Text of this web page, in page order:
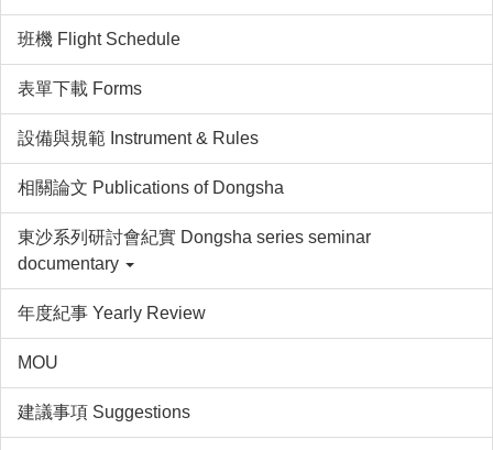
班機 Flight Schedule
表單下載 Forms
設備與規範 Instrument & Rules
相關論文 Publications of Dongsha
東沙系列研討會紀實 Dongsha series seminar
documentary
年度紀事 Yearly Review
MOU
建議事項 Suggestions